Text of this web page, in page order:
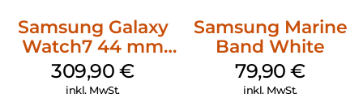
Samsung Galaxy
Watch7 44 mm
Silver
309,90€
inkl. MwSt.
Samsung Marine
Band White
79,90€
inkl. MwSt.